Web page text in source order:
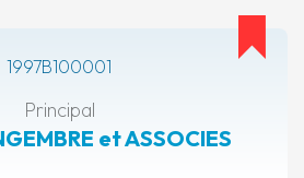
1997B100001
Principal
et ASSOCIES